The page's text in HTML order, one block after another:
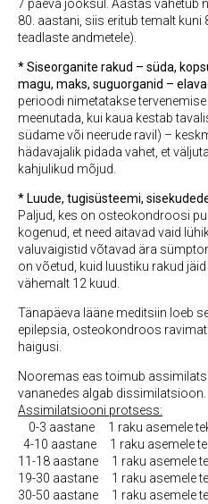
7 päeva jooksul. Aastas vahetub
80. aastani, siis eritub temalt kuni
teadlaste andmetele).
* Siseorganite rakud – süda,
magu, maks, suguorganid –
perioodi nimetatakse
meenutada, kui kaua kestab
südame või neerude ravil) –
hädavajalik pidada vahet, et
kahjulikud mõjud.
* Luude, tugisüsteemi,
Paljud, kes on osteokondroosi
kogenud, et need aitavad vaid
valuvaigistid võtavad ära
on võetud, kuid luustiku rakud
vähemalt 12 kuud.
Tänapäeva lääne meditsiin loeb
epilepsia, osteokondroos
haigusi.
Nooremas eas toimub
vananedes algab dissimilatsioon.
Assimilatsiooni protsess:
0-3 aastane 1 raku asemele
4-10 aastane 1 raku asemele
11-18 aastane 1 raku asemele
19-30 aastane 1 raku asemele
30-50 aastane 1 raku asemele